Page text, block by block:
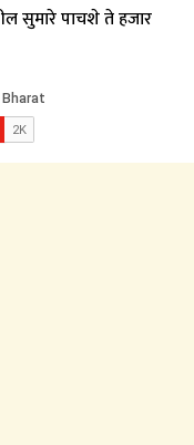
सुमारे पाचशे ते हजार